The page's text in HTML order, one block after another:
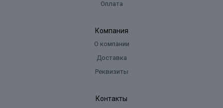
Оплата
Компания
О компании
Доставка
Реквизиты
Контакты